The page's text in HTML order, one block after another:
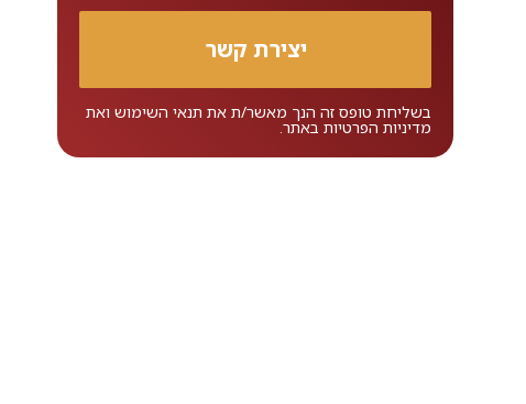
בשליחת טופס זה הנך מאשר/ת את תנאי השימושואת
מדיניות הפרטיותבאתר.